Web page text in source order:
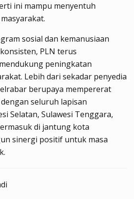
ini mampu menyentuh
sosial dan kemanusiaan
PLN terus
peningkatan
Lebih dari sekadar penyedia
berupaya mempererat
seluruh lapisan
Selatan, Sulawesi Tenggara,
di jantung kota
sinergi positif untuk masa